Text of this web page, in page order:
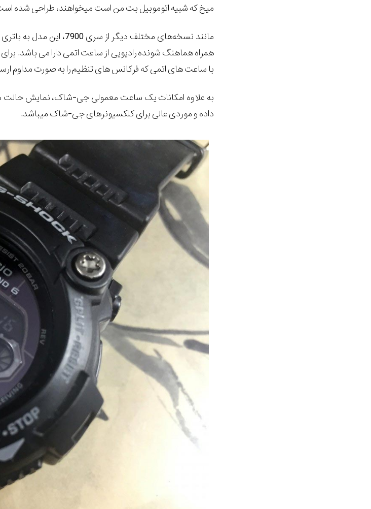
میخ که شبیه اتوموبیل بت من است میخواهند، طراحی شده
مانند نسخه‌های مختلف دیگر از
همراه هماهنگ شونده رادیویی از ساعت اتمی دارا می باشد.
با ساعت های اتمی که فرکانس های تنظیم را به صورت مداوم
به علاوه امکانات یک ساعت معمولی جی-شاک، نمایش حالت
داده و موردی عالی برای کلکسیونرهای جی-شاک میباشد.